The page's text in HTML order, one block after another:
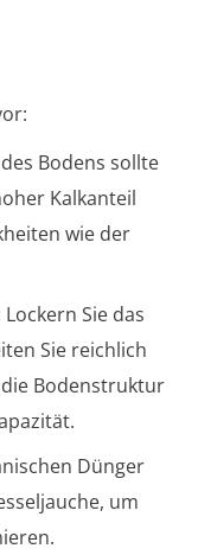
Bodens sollte
Kalkanteil
wie der
Lockern Sie das
Sie reichlich
Bodenstruktur
Dünger
um